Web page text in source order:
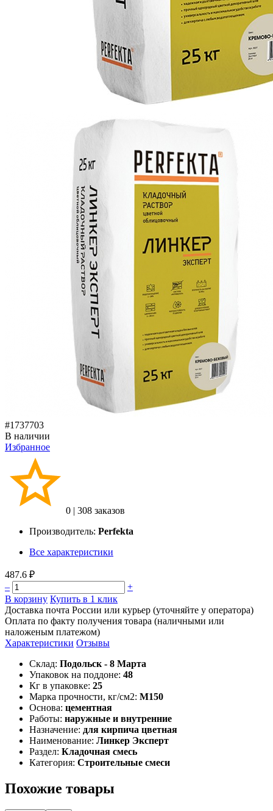
#1737703
В наличии
Избранное
0 | 308 заказов
Производитель: Perfekta
Все характеристики
487.6 ₽
–
+
В корзину Купить в 1 клик
Доставка почта России или курьер (уточняйте у оператора)
Оплата по факту получения товара (наличными или
наложеным платежом)
Характеристики Отзывы
Склад: Подольск - 8 Марта
Упаковок на поддоне: 48
Кг в упаковке: 25
Марка прочности, кг/см2: М150
Основа: цементная
Работы: наружные и внутренние
Назначение: для кирпича цветная
Наименование: Линкер Эксперт
Раздел: Кладочная смесь
Категория: Строительные смеси
Похожие товары